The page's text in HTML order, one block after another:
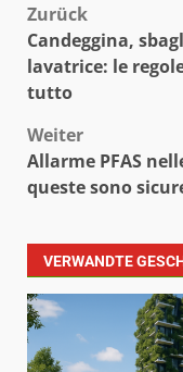
Zurück
Candeggina,
lavatrice: le
tutto
Weiter
Allarme PFAS
queste sono
VERWANDTE